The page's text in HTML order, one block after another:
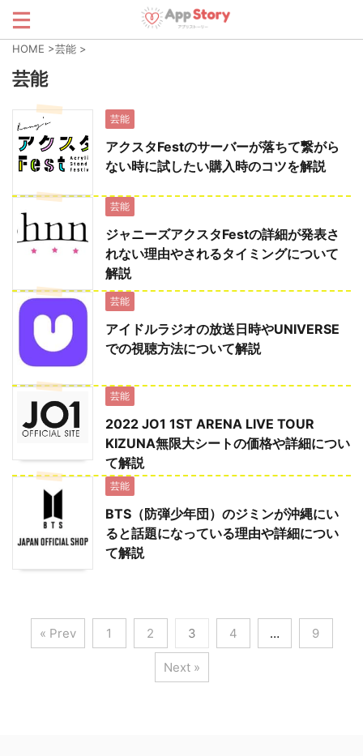
HOME >芸能 >
芸能
芸能
アクスタFestのサーバーが落ちて繋がら
ない時に試したい購入時のコツを解説
芸能
ジャニーズアクスタFestの詳細が発表さ
れない理由やされるタイミングについて
解説
芸能
アイドルラジオの放送日時やUNIVERSE
での視聴方法について解説
芸能
2022 JO1 1ST ARENA LIVE TOUR
KIZUNA無限大シートの価格や詳細につい
て解説
芸能
BTS（防弾少年団）のジミンが沖縄にい
ると話題になっている理由や詳細につい
て解説
« Prev 1 2 3 4 … 9
Next »